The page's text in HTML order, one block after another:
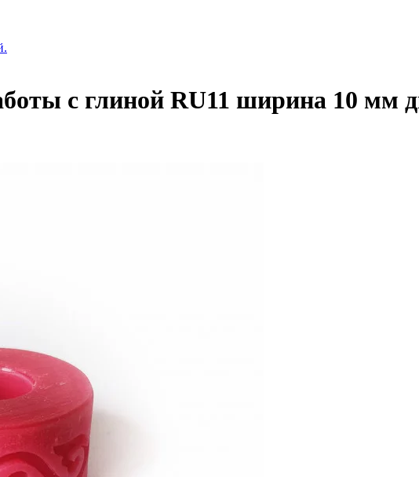
с глиной RU11 ширина 10 мм